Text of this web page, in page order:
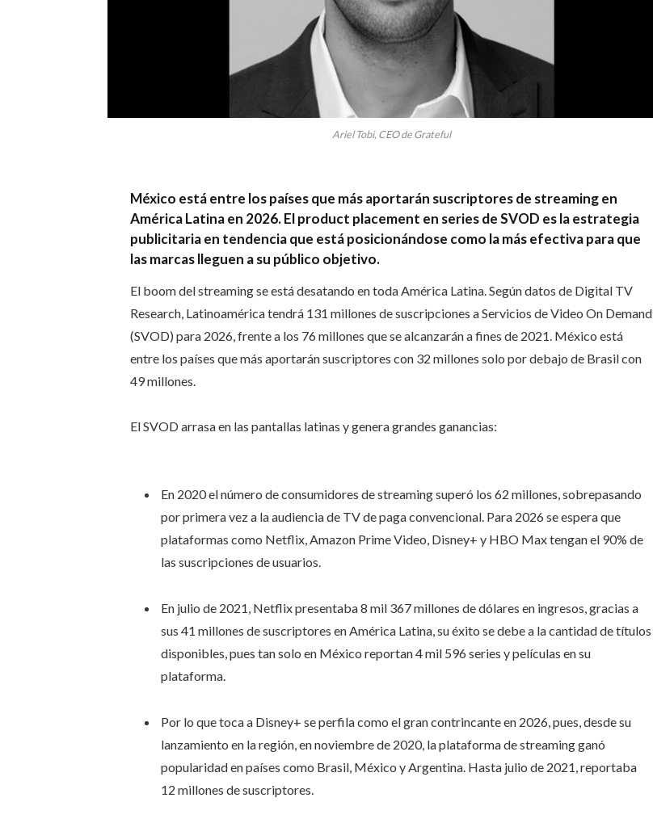
Ariel Tobi, CEO de Grateful
México está entre los países que más aportarán suscriptores de streaming en
América Latina en 2026. El product placement en series de SVOD es la estrategia
publicitaria en tendencia que está posicionándose como la más efectiva para que
las marcas lleguen a su público objetivo.
El boom del streaming se está desatando en toda América Latina. Según datos de Digital TV
Research, Latinoamérica tendrá 131 millones de suscripciones a Servicios de Video On Demand
(SVOD) para 2026, frente a los 76 millones que se alcanzarán a fines de 2021. México está
entre los países que más aportarán suscriptores con 32 millones solo por debajo de Brasil con
49 millones.
El SVOD arrasa en las pantallas latinas y genera grandes ganancias:
En 2020 el número de consumidores de streaming superó los 62 millones, sobrepasando
por primera vez a la audiencia de TV de paga convencional. Para 2026 se espera que
plataformas como Netflix, Amazon Prime Video, Disney+ y HBO Max tengan el 90% de
las suscripciones de usuarios.
En julio de 2021, Netflix presentaba 8 mil 367 millones de dólares en ingresos, gracias a
sus 41 millones de suscriptores en América Latina, su éxito se debe a la cantidad de títulos
disponibles, pues tan solo en México reportan 4 mil 596 series y películas en su
plataforma.
Por lo que toca a Disney+ se perfila como el gran contrincante en 2026, pues, desde su
lanzamiento en la región, en noviembre de 2020, la plataforma de streaming ganó
popularidad en países como Brasil, México y Argentina. Hasta julio de 2021, reportaba
12 millones de suscriptores.